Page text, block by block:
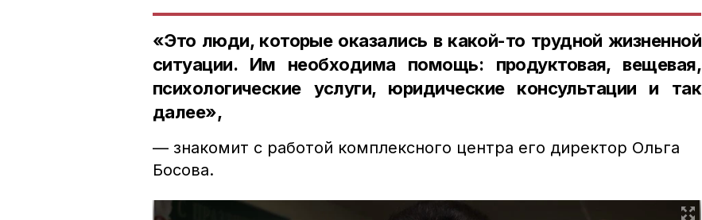
«Это люди, которые оказались в какой-то трудной жизненной
ситуации. Им необходима помощь: продуктовая, вещевая,
психологические услуги, юридические консультации и так
далее»,
— знакомит с работой комплексного центра его директор Ольга
Босова.